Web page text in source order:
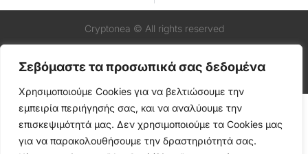
Σεβόμαστε τα προσωπικά σας δεδομένα
Χρησιμοποιούμε Cookies για να βελτιώσουμε την
εμπειρία περιήγησής σας, και να αναλύουμε την
επισκεψιμότητά μας. Δεν χρησιμοποιούμε τα Cookies μας
για να παρακολουθήσουμε την δραστηριότητά σας.
Cryptonea © All rights reserved